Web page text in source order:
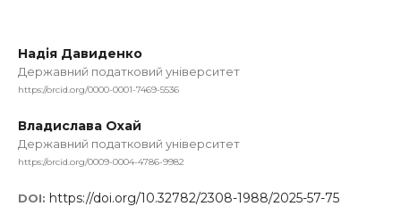
Надія Давиденко
Державний податковий університет
https://orcid.org/0000-0001-7469-5536
Владислава Охай
Державний податковий університет
https://orcid.org/0009-0004-4786-9982
DOI: https://doi.org/10.32782/2308-1988/2025-57-75